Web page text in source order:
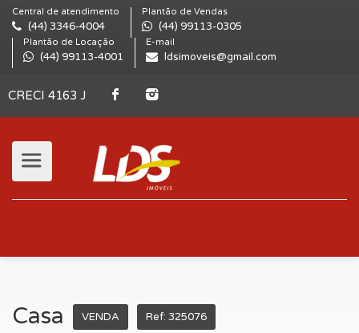
Central de atendimento
(44) 3346-4004
Plantão de Vendas
(44) 99113-0305
Plantão de Locação
(44) 99113-4001
E-mail
ldsimoveis@gmail.com
CRECI 4163 J
Casa VENDA Ref: 325076